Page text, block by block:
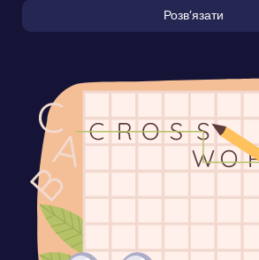
Розвʼязати